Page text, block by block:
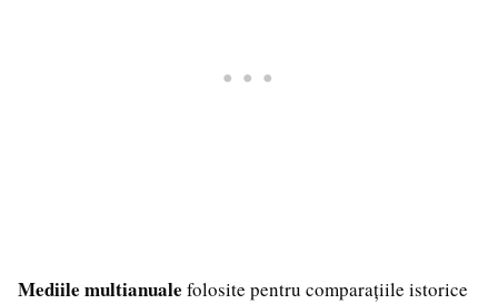
Mediile multianuale folosite pentru comparațiile istorice